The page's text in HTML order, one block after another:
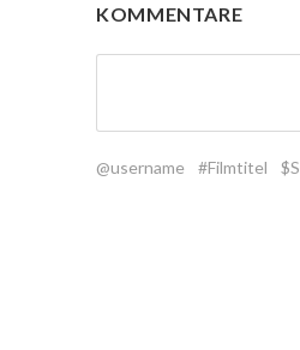
KOMMENTARE
@username #Filmtitel